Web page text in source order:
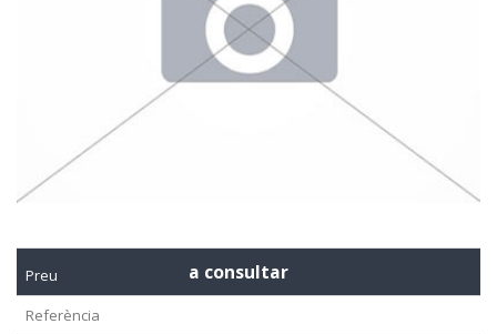
Preu a consultar
Referència